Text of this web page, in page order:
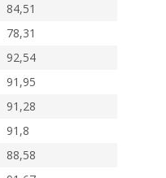
84,51
78,31
92,54
91,95
91,28
91,8
88,58